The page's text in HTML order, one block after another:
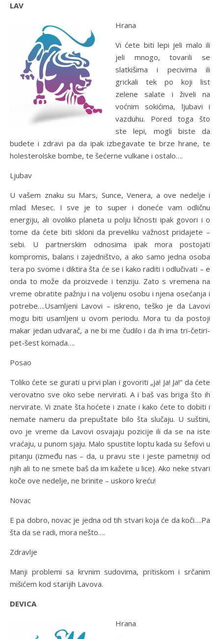
LAV
Hrana
Vi ćete biti lepi jeli malo ili
jeli mnogo, tovarili se
slatkišima i pecivima ili
grickali tek po koji list
zelene salate i živeli na
voćnim sokićima, ljubavi i
vazduhu. Pored toga što
ste lepi, mogli biste da
budete i zdravi pa da ipak izbegavate te brze hrane, te
holesterolske bombe, te šećerne vulkane i ostalo….
Ljubav
U vašem znaku su Mars, Sunce, Venera, a ove nedelje i
mlad Mesec. I sve je to super i doneće vam odličnu
energiju, ali ovoliko planeta u polju ličnosti ipak govori i o
tome da ćete biti skloni da preveliku važnost pridajete –
sebi. U partnerskim odnosima ipak mora postojati
kompromis, balans i zajedništvo, a ako samo jedna osoba
tera po svome i diktira šta će se i kako raditi i odlučivati – e
onda to može da proizvede i tenziju. Zato s vremena na
vreme obratite pažnju i na voljenu osobu i njena osećanja i
potrebe….Usamljeni Lavovi – iskreno, teško je da Lavovi
mogu biti usamljeni u ovom periodu. Mora tu da postoji
makar jedan udvarač, a ne bi me čudilo i da ih ima tri-četiri-
pet-šest komada….
Posao
Toliko ćete se gurati u prvi plan i govoriti „ja! Ja! Ja!“ da ćete
verovatno sve oko sebe nervirati. A i baš vas briga što ih
nervirate. Vi znate šta hoćete i znate i kako ćete to dobiti i
nemate nameru da prepuštate bilo šta slučaju. U suštini,
ovo je vreme da Lavovi osvajaju pozicije ili da se na iste
vraćaju, u punom sjaju. Malo spustite loptu kada su šefovi u
pitanju (između nas – da, u pravu ste i jeste pametniji od
njih ali to ne smete baš da im kažete u lice). Ako neke stvari
koče ove nedelje, ne brinite – uskoro kreću!
Novac
E pa dobro, novac je jedna od tih stvari koja će da koči….Pa
šta da se radi, mora nešto….
Zdravlje
Manji problemi sa krvnim sudovima, pritiskom i srčanim
mišićem kod starijih Lavova.
DEVICA
Hrana